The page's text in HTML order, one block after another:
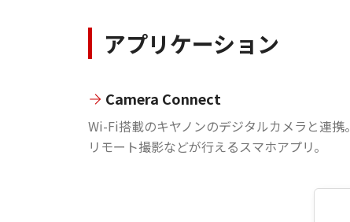
アプリケーション
Camera Connect
Wi-Fi搭載のキヤノンのデジタルカメラと連携。
リモート撮影などが行えるスマホアプリ。